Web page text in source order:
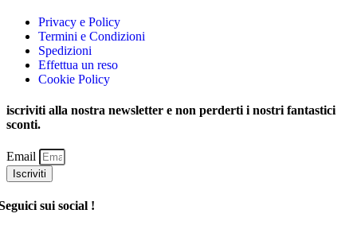
Privacy e Policy
Termini e Condizioni
Spedizioni
Effettua un reso
Cookie Policy
iscriviti alla nostra newsletter e non perderti i nostri fantastici
sconti.
Email
Iscriviti
sui social !